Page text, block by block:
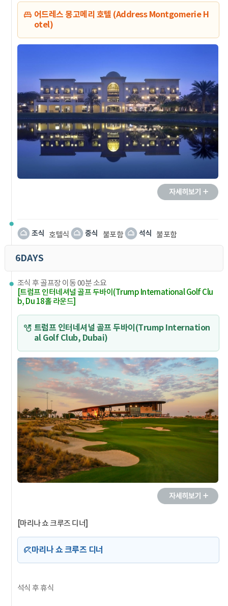
어드레스 몽고메리 호텔 (Address Montgomerie H
otel)
호텔식 불포함 불포함
6DAYS
조식 후 골프장 이동 00분 소요
[트럼프 인터네셔널 골프 두바이(Trump International Golf Clu
b, Du 18홀 라운드]
트럼프 인터네셔널 골프 두바이(Trump Internation
al Golf Club, Dubai)
[마리나 쇼 크루즈 디너]
마리나 쇼 크루즈 디너
석식 후 휴식